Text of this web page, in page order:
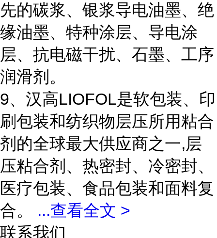
先的碳浆、银浆导电油墨、绝
缘油墨、特种涂层、导电涂
层、抗电磁干扰、石墨、工序
润滑剂。
9、汉高LIOFOL是软包装、印
刷包装和纺织物层压所用粘合
剂的全球最大供应商之一,层
压粘合剂、热密封、冷密封、
医疗包装、食品包装和面料复
合。 ...查看全文 >
联系我们